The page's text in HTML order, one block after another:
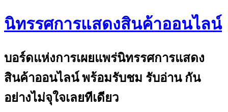
นิทรรศการแสดงสินค้าออนไลน์
บอร์ดแห่งการเผยแพร่นิทรรศการแสดง
สินค้าออนไลน์ พร้อมรับชม รับอ่าน กัน
อย่างไม่จุใจเลยทีเดียว